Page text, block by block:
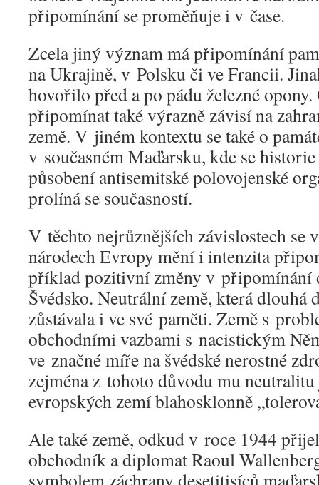
připomínání se proměňuje i v čase.
Zcela jiný význam má připomínání
na Ukrajině, v Polsku či ve Francii.
hovořilo před a po pádu železné opony.
připomínat také výrazně závisí na
země. V jiném kontextu se také o
v současném Maďarsku, kde se
působení antisemitské polovojenské
prolíná se současností.
V těchto nejrůznějších závislostech se
národech Evropy mění i intenzita
příklad pozitivní změny v připomínání
Švédsko. Neutrální země, která dlouhá
zůstávala i ve své paměti. Země s
obchodními vazbami s nacistickým
ve značné míře na švédské nerostné
zejména z tohoto důvodu mu
evropských zemí blahosklonně
Ale také země, odkud v roce 1944
obchodník a diplomat Raoul